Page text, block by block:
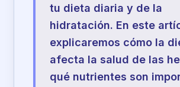
tu dieta diaria y de la
hidratación. En este
explicaremos cómo la
afecta la salud de las
qué nutrientes son